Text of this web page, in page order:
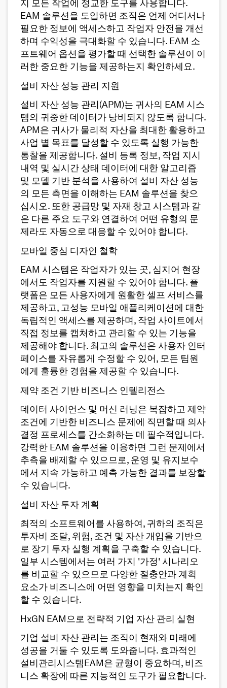
지 모든 작업에 정교한 도구를 사용합니다.
EAM 솔루션을 도입하면 조직은 언제 어디서나
필요한 정보에 액세스하고 작업자 안전을 개선
하며 수익성을 극대화할 수 있습니다. EAM 소
프트웨어 옵션을 평가할 때 선택한 솔루션이 이
러한 중요한 기능을 제공하는지 확인하세요.
설비 자산 성능 관리 지원
설비 자산 성능 관리(APM)는 귀사의 EAM 시스
템의 귀중한 데이터가 낭비되지 않도록 합니다.
APM은 귀사가 물리적 자산을 최대한 활용하고
사업 별 목표를 달성할 수 있도록 실행 가능한
통찰을 제공합니다. 설비 등록 정보, 작업 지시
내역 및 실시간 상태 데이터에 대한 알고리즘
및 모델 기반 분석을 사용하여 설비 자산 성능
의 모든 측면을 이해하는 EAM 솔루션을 찾으
십시오. 또한 공급망 및 자재 창고 시스템과 같
은 다른 주요 도구와 연결하여 어떤 유형의 문
제라도 자동으로 대응할 수 있어야 합니다.
모바일 중심 디자인 철학
EAM 시스템은 작업자가 있는 곳, 심지어 현장
에서도 작업자를 지원할 수 있어야 합니다. 플
랫폼은 모든 사용자에게 원활한 셀프 서비스를
제공하고, 고성능 모바일 애플리케이션에 대한
독립적인 액세스를 제공하며, 작업 사이트에서
직접 정보를 캡처하고 관리할 수 있는 기능을
제공해야 합니다. 최고의 솔루션은 사용자 인터
페이스를 자유롭게 수정할 수 있어, 모든 팀원
에게 훌륭한 경험을 제공할 수 있습니다.
제약 조건 기반 비즈니스 인텔리전스
데이터 사이언스 및 머신 러닝은 복잡하고 제약
조건에 기반한 비즈니스 문제에 직면할 때 의사
결정 프로세스를 간소화하는 데 필수적입니다.
강력한 EAM 솔루션을 이용하면 그런 문제에서
추측을 배제할 수 있으므로, 운영 및 유지보수
에서 지속 가능하고 예측 가능한 결과를 보장할
수 있습니다.
설비 자산 투자 계획
최적의 소프트웨어를 사용하여, 귀하의 조직은
투자비 조달, 위험, 조건 및 자산 개입을 기반으
로 장기 투자 실행 계획을 구축할 수 있습니다.
일부 시스템에서는 여러 가지 '가정' 시나리오
를 비교할 수 있으므로 다양한 절충안과 계획
요소가 비즈니스에 어떤 영향을 미치는지 확인
할 수 있습니다.
HxGN EAM으로 전략적 기업 자산 관리 실현
기업 설비 자산 관리는 조직이 현재와 미래에
성공을 거둘 수 있도록 도와줍니다. 효과적인
설비관리시스템EAM은 균형이 중요하며, 비즈
니스 확장에 따른 지능적인 도구가 필요합니다.